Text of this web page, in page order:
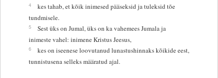
4
kes tahab, et kõik inimesed pääseksid ja tuleksid tõe
tundmisele.
5
Sest üks on Jumal, üks on ka vahemees Jumala ja
inimeste vahel: inimene Kristus Jeesus,
6
kes on iseenese loovutanud lunastushinnaks kõikide eest,
tunnistusena selleks määratud ajal.